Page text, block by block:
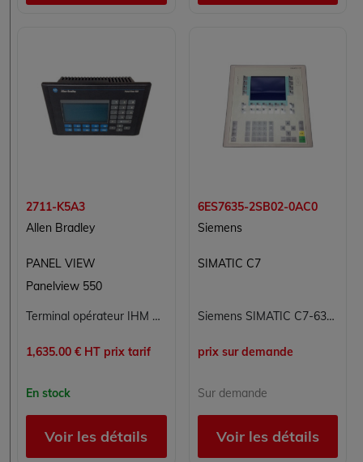
2711-K5A3
Allen Bradley
PANEL VIEW
Panelview 550
Terminal opérateur IHM Allen-Bradley PanelView 550 2711-K5A3 - écran monochrome clavier DH-485 RS-232
1,635.00 € HT prix tarif
En stock
Voir les détails
6ES7635-2SB02-0AC0
Siemens
SIMATIC C7
Siemens SIMATIC C7-635 KEYS - Module HMI/PLC 6ES7635-2SB02-0AC0
prix sur demande
Sur demande
Voir les détails